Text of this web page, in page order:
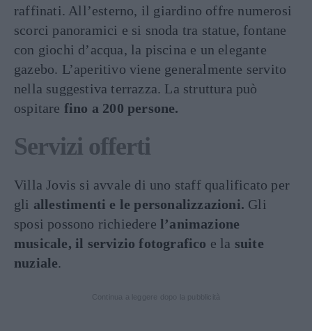
raffinati. All’esterno, il giardino offre numerosi
scorci panoramici e si snoda tra statue, fontane
con giochi d’acqua, la piscina e un elegante
gazebo. L’aperitivo viene generalmente servito
nella suggestiva terrazza. La struttura può
ospitare fino a 200 persone.
Servizi offerti
Villa Jovis si avvale di uno staff qualificato per
gli allestimenti e le personalizzazioni. Gli
sposi possono richiedere l’animazione
musicale, il servizio fotografico e la suite
nuziale.